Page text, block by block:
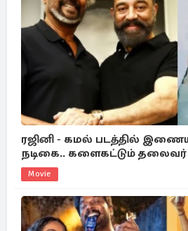
ரஜினி - கமல் படத்தில்
நடிகை.. களைகட்டும் தலைவர்
Movie